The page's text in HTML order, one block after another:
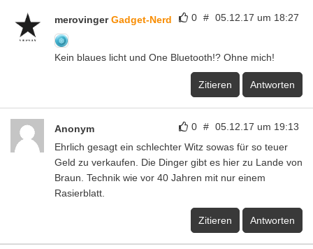
0 # 05.12.17 um 18:27
merovingerGadget-Nerd
Kein blaues licht und One Bluetooth!? Ohne mich!
Zitieren Antworten
0 # 05.12.17 um 19:13
Anonym
Ehrlich gesagt ein schlechter Witz sowas für so teuer
Geld zu verkaufen. Die Dinger gibt es hier zu Lande von
Braun. Technik wie vor 40 Jahren mit nur einem
Rasierblatt.
Zitieren Antworten